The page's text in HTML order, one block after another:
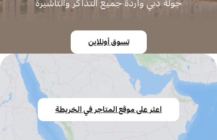
جولة دبي واردة جميع التذاكر والتأشيرة
تسوق أونلاين
اعثر على موقع المتاجر في الخريطة